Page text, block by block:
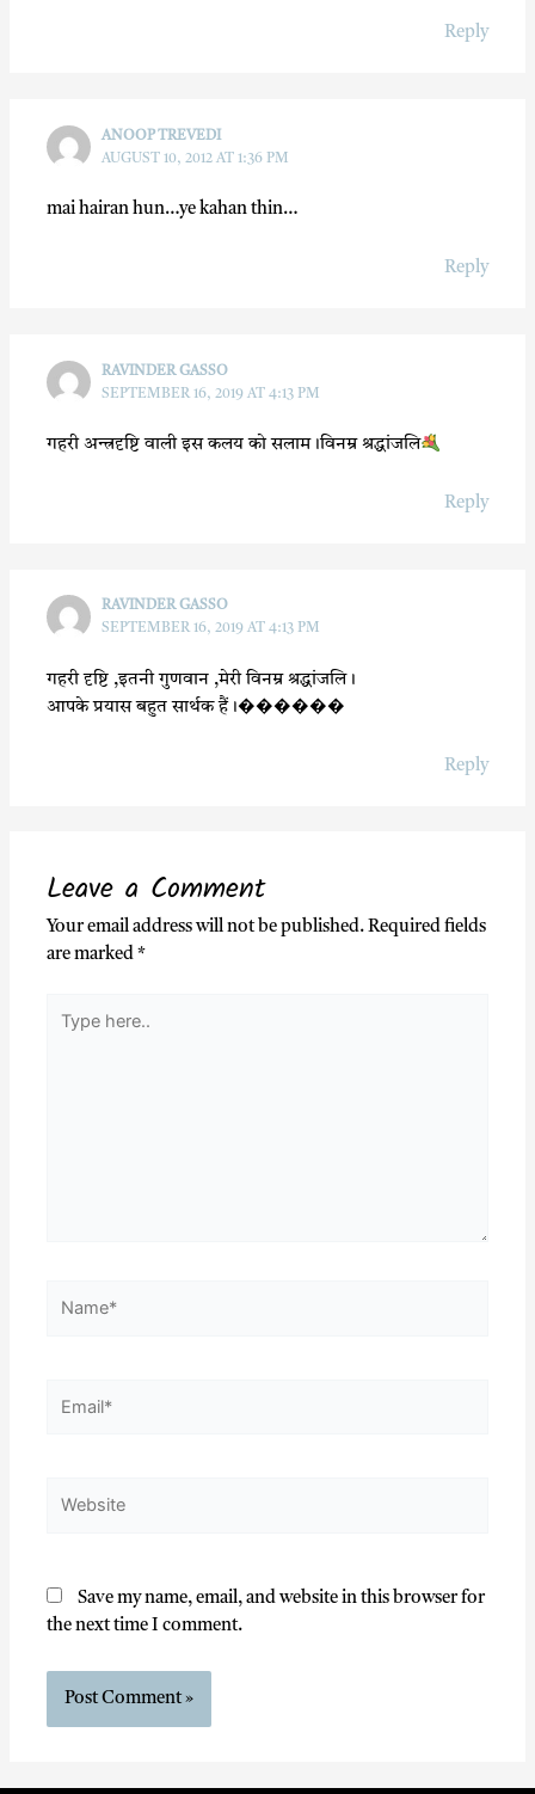
Reply
ANOOP TREVEDI
AUGUST 10, 2012 AT 1:36 PM
mai hairan hun…ye kahan thin…
Reply
RAVINDER GASSO
SEPTEMBER 16, 2019 AT 4:13 PM
गहरी अन्त्रदृष्टि वाली इस कलय को सलाम।विनम्र श्रद्धांजलि
Reply
RAVINDER GASSO
SEPTEMBER 16, 2019 AT 4:13 PM
गहरी दृष्टि ,इतनी गुणवान ,मेरी विनम्र श्रद्धांजलि।
आपके प्रयास बहुत सार्थक हैं।������
Reply
Leave a Comment
Your email address will not be published. Required fields
are marked*
Save my name, email, and website in this browser for
the next time I comment.